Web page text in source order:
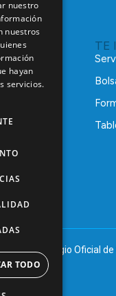
TE
COEM – Colegio Oficial
nuestro
nuestros
hayan
servicios.
TODO